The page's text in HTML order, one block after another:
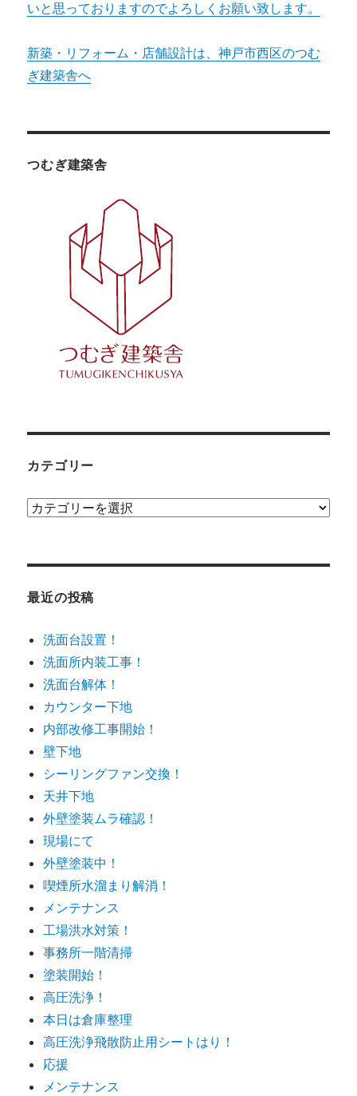
いと思っておりますのでよろしくお願い致します。
新築・リフォーム・店舗設計は、神戸市西区のつむ
ぎ建築舎へ
つむぎ建築舎
カテゴリー
カ
ー
最近の投稿
洗面台設置！
洗面所内装工事！
洗面台解体！
カウンター下地
内部改修工事開始！
壁下地
シーリングファン交換！
天井下地
外壁塗装ムラ確認！
現場にて
外壁塗装中！
喫煙所水溜まり解消！
メンテナンス
工場洪水対策！
事務所一階清掃
塗装開始！
高圧洗浄！
本日は倉庫整理
高圧洗浄飛散防止用シートはり！
応援
メンテナンス